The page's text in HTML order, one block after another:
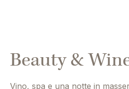
Beauty &
Vino, spa e una notte in